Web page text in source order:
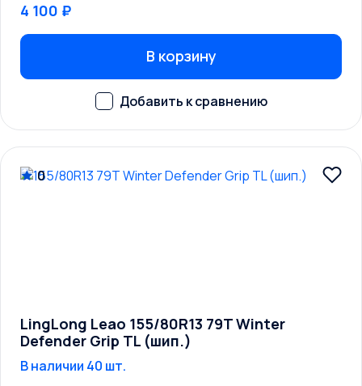
4 100 ₽
В корзину
0
LingLong Leao 155/80R13 79T Winter
Defender Grip TL (шип.)
В наличии 40 шт.